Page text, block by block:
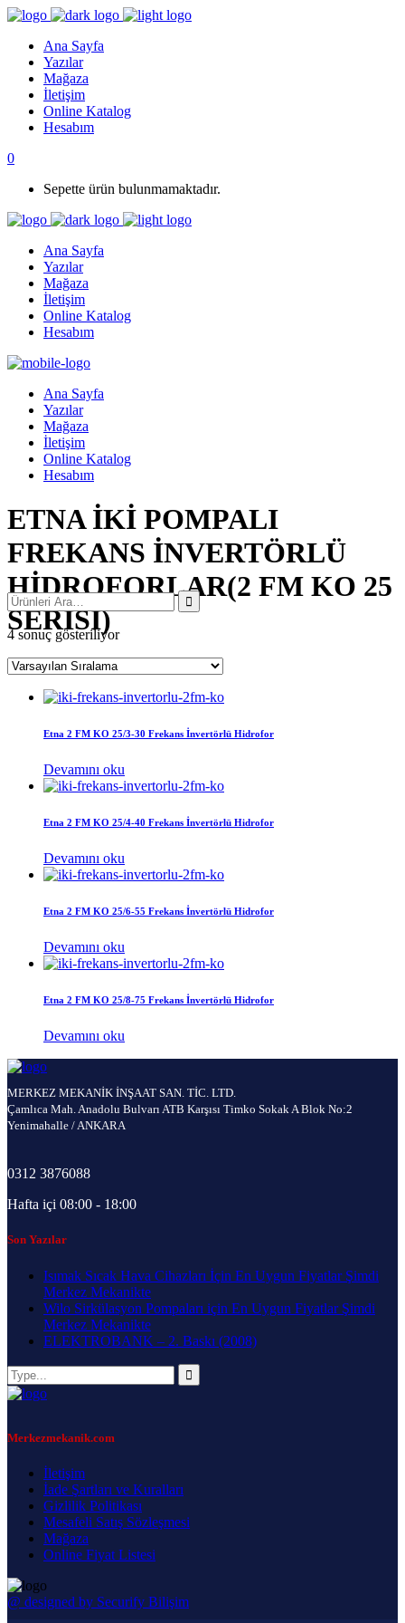
Ana Sayfa
Yazılar
Mağaza
İletişim
Online Katalog
Hesabım
0
Sepette ürün bulunmamaktadır.
Ana Sayfa
Yazılar
Mağaza
İletişim
Online Katalog
Hesabım
Ana Sayfa
Yazılar
Mağaza
İletişim
Online Katalog
Hesabım
ETNA İKİ POMPALI
FREKANS İNVERTÖRLÜ
HİDROFORLAR(2 FM KO 25
SERİSİ)
4 sonuç gösteriliyor
Etna 2 FM KO 25/3-30 Frekans İnvertörlü Hidrofor
Devamını oku
Etna 2 FM KO 25/4-40 Frekans İnvertörlü Hidrofor
Devamını oku
Etna 2 FM KO 25/6-55 Frekans İnvertörlü Hidrofor
Devamını oku
Etna 2 FM KO 25/8-75 Frekans İnvertörlü Hidrofor
Devamını oku
MERKEZ MEKANİK İNŞAAT SAN. TİC. LTD.
Çamlıca Mah. Anadolu Bulvarı ATB Karşısı Timko Sokak A Blok No:2
Yenimahalle / ANKARA
0312 3876088
Hafta içi 08:00 - 18:00
Son Yazılar
Isımak Sıcak Hava Cihazları İçin En Uygun Fiyatlar Şimdi
Merkez Mekanikte
Wilo Sirkülasyon Pompaları için En Uygun Fiyatlar Şimdi
Merkez Mekanikte
ELEKTROBANK – 2. Baskı (2008)
Merkezmekanik.com
İletişim
İade Şartları ve Kuralları
Gizlilik Politikası
Mesafeli Satış Sözleşmesi
Mağaza
Online Fiyat Listesi
@ designed by Securify Bilişim